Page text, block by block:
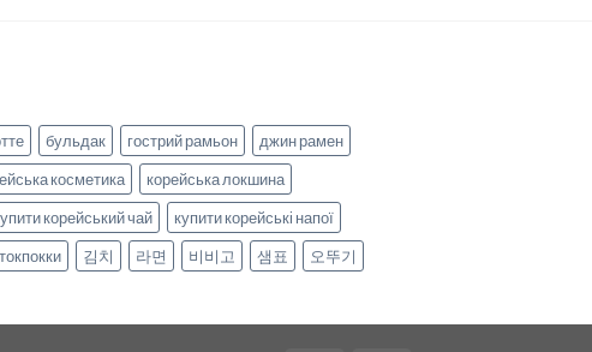
бульдак гострий рамьон
джин рамен
косметика
корейська локшина
корейський чай
купити корейські напої
токпокки 김치 라면 비비고 샘표 오뚜기